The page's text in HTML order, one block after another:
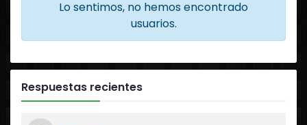
Lo sentimos, no hemos encontrado
usuarios.
Respuestas recientes